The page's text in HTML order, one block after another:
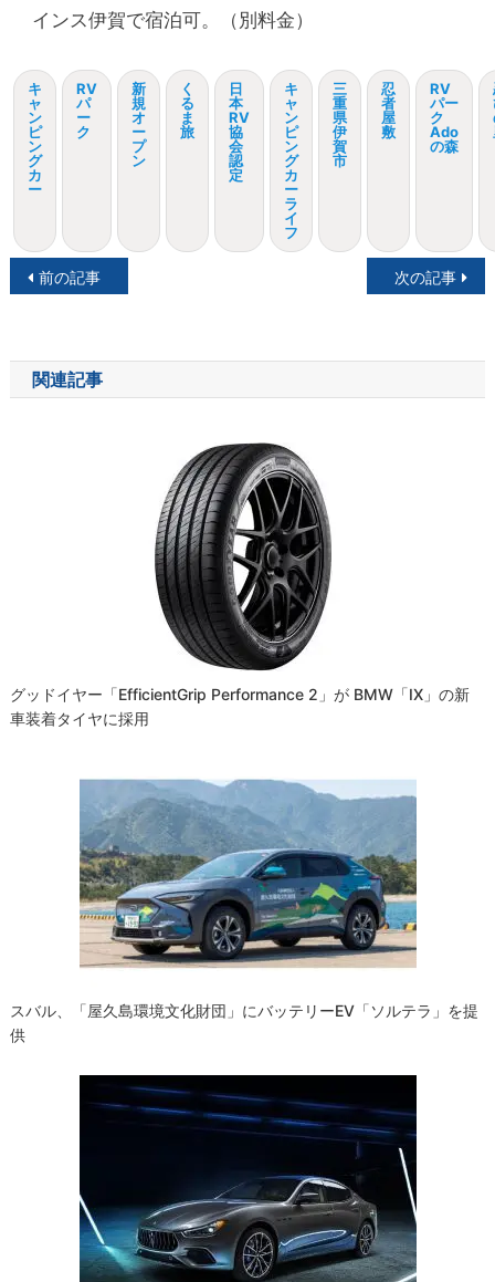
インス伊賀で宿泊可。（別料金）
キ
ャ
ン
ピ
ン
グ
カ
ー
RV
パ
ー
ク
新
規
オ
ー
プ
ン
く
る
ま
旅
日
本
RV
協
会
認
定
キ
ャ
ン
ピ
ン
グ
カ
ー
ラ
イ
フ
三
重
県
伊
賀
市
忍
者
屋
敷
RV
パー
ク
Ado
の森
投
ナ
ビ
前の記事 次の記事
関連記事
グッドイヤー「EfficientGrip Performance 2」が BMW「iX」の新
車装着タイヤに採用
スバル、「屋久島環境文化財団」にバッテリーEV「ソルテラ」を提
供